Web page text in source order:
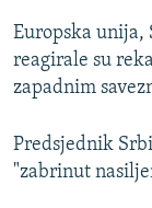
Europska unija,
reagirale su
zapadnim
Predsjednik
"zabrinut